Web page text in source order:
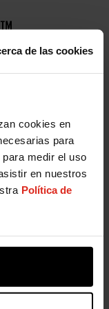
de las cookies
cookies en
para
medir el uso
en nuestros
Política de
el índice de
un índice de
formulado
la vida útil y